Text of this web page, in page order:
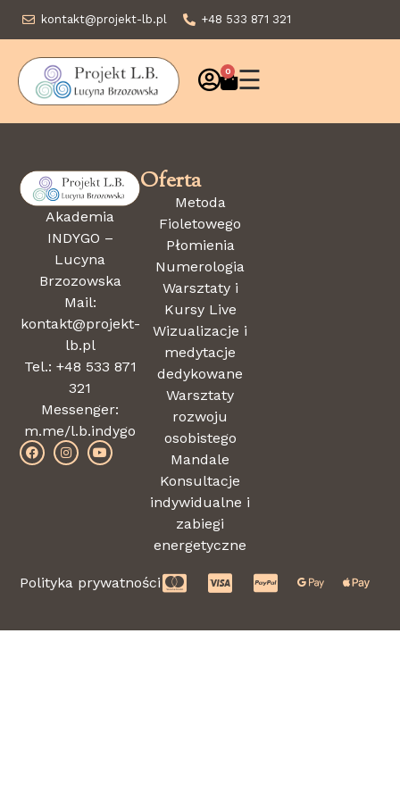
kontakt@projekt-lb.pl +48 533 871 321
0 ☰
Akademia
INDYGO –
Lucyna
Brzozowska
Mail:
kontakt@projekt-
lb.pl
Tel.: +48 533 871
321
Messenger:
m.me/l.b.indygo
Oferta
Metoda
Fioletowego
Płomienia
Numerologia
Warsztaty i
Kursy Live
Wizualizacje i
medytacje
dedykowane
Warsztaty
rozwoju
osobistego
Mandale
Konsultacje
indywidualne i
zabiegi
energetyczne
Polityka prywatności